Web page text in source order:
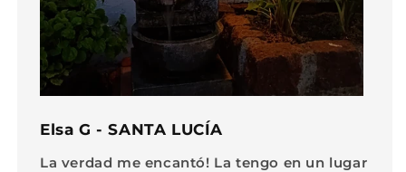
Elsa G - SANTA LUCÍA
La verdad me encantó! La tengo en un lugar